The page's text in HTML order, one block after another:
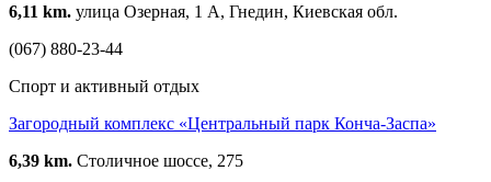
6,11 km. улица Озерная, 1 А, Гнедин, Киевская обл.
(067) 880-23-44
Спорт и активный отдых
Загородный комплекс «Центральный парк Конча-Заспа»
6,39 km. Столичное шоссе, 275